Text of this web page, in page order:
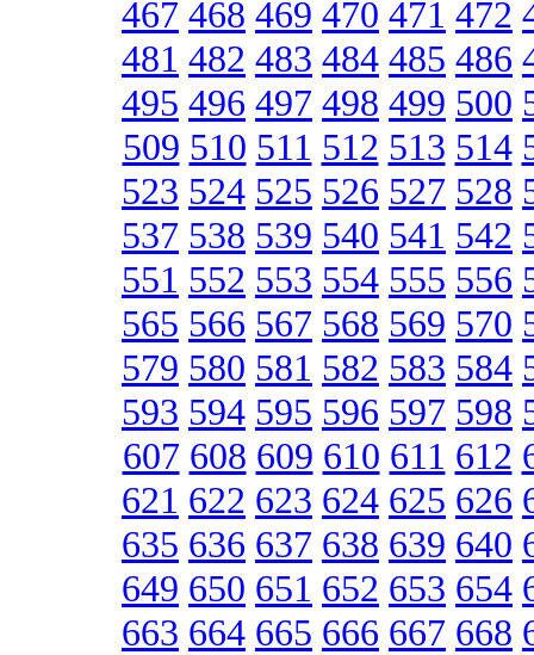
467 468 469 470 471 472
481 482 483 484 485 486
495 496 497 498 499 500
509 510 511 512 513 514
523 524 525 526 527 528
537 538 539 540 541 542
551 552 553 554 555 556
565 566 567 568 569 570
579 580 581 582 583 584
593 594 595 596 597 598
607 608 609 610 611 612
621 622 623 624 625 626
635 636 637 638 639 640
649 650 651 652 653 654
663 664 665 666 667 668